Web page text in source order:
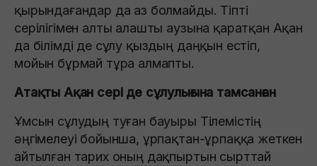
қырындағандар да аз болмайды. Тіпті
серілігімен алты алашты аузына қаратқан Ақан
да білімді де сұлу қыздың даңқын естіп,
мойын бұрмай тұра алмапты.
Атақты Ақан сері де сұлулығына тамсанған
Ұмсын сұлудың туған бауыры Тілемістің
әңгімелеуі бойынша, ұрпақтан-ұрпаққа жеткен
айтылған тарих оның дақпыртын сырттай